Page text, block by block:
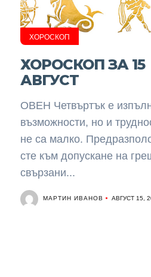
ХОРОСКОП
ХОРОСКОП ЗА 15
АВГУСТ
ОВЕН Четвъртък е
възможности, но и
не са малко.
сте към допускане на
свързани...
МАРТИН ИВАНОВ АВГУСТ 15,